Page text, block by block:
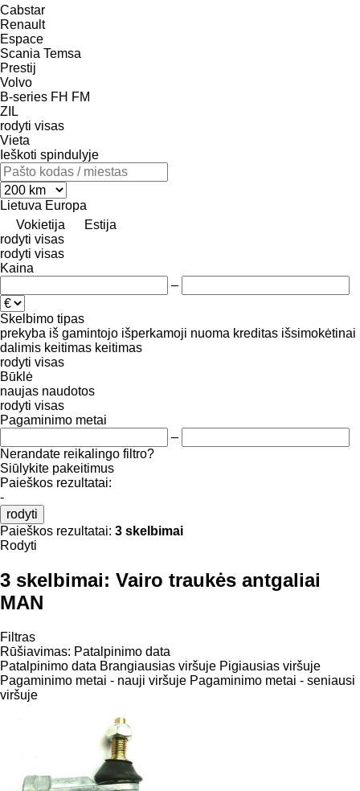
Cabstar
Renault
Espace
Scania Temsa
Prestij
Volvo
B-series FH FM
ZIL
rodyti visas
Vieta
Ieškoti spindulyje
Lietuva Europa
Vokietija
Estija
rodyti visas
rodyti visas
Kaina
–
Skelbimo tipas
prekyba iš gamintojo išperkamoji nuoma kreditas išsimokėtinai
dalimis keitimas keitimas
rodyti visas
Būklė
naujas naudotos
rodyti visas
Pagaminimo metai
–
Nerandate reikalingo filtro?
Siūlykite pakeitimus
Paieškos rezultatai:
-
rodyti
Paieškos rezultatai: 3 skelbimai
Rodyti
3 skelbimai: Vairo traukės antgaliai
MAN
Filtras
Rūšiavimas: Patalpinimo data
Patalpinimo data Brangiausias viršuje Pigiausias viršuje
Pagaminimo metai - nauji viršuje Pagaminimo metai - seniausi
viršuje